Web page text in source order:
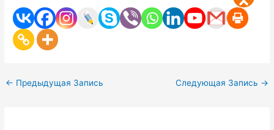
← Предыдущая Запись Следующая Запись →